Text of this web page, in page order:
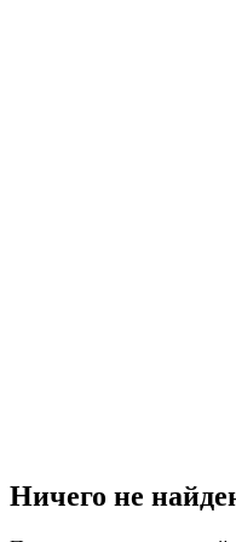
Ничего не